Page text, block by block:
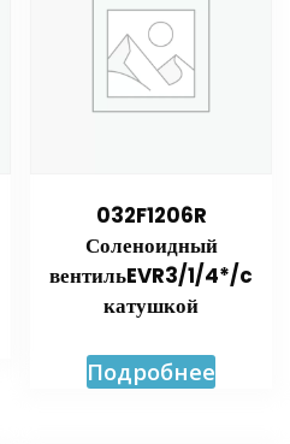
032F1206R
Соленоидный
вентильEVR3/1/4*/c
катушкой
Подробнее